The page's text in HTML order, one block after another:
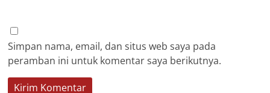
Simpan nama, email, dan situs web saya pada
peramban ini untuk komentar saya berikutnya.